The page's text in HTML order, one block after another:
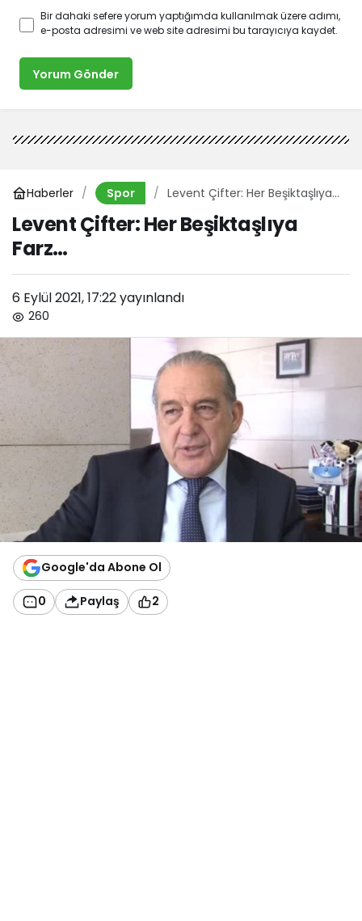
Bir dahaki sefere yorum yaptığımda kullanılmak üzere adımı,
e-posta adresimi ve web site adresimi bu tarayıcıya kaydet.
Yorum Gönder
Haberler Spor
Levent Çifter: Her Beşiktaşlıya
Levent Çifter: Her Beşiktaşlıya
Farz…
6 Eylül 2021, 17:22yayınlandı
260
Google'da Abone Ol
0 Paylaş 2